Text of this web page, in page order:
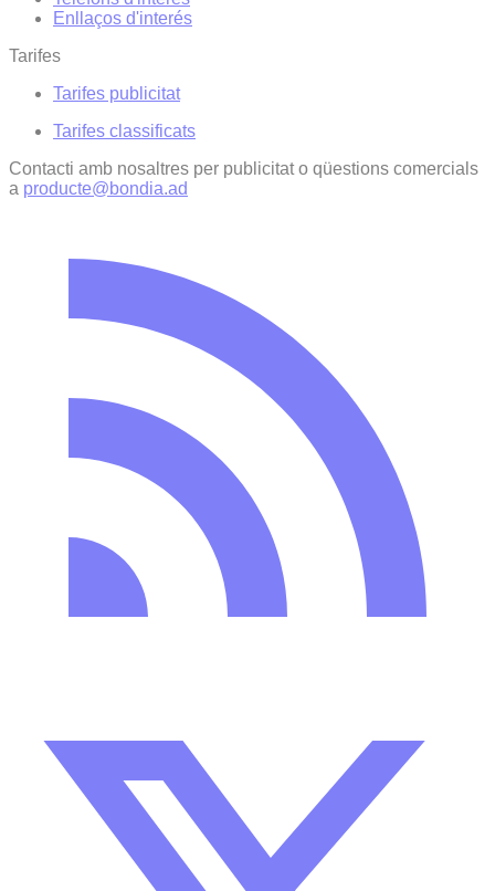
Enllaços d'interés
Tarifes
Tarifes publicitat
Tarifes classificats
Contacti amb nosaltres per publicitat o qüestions comercials
a producte@bondia.ad